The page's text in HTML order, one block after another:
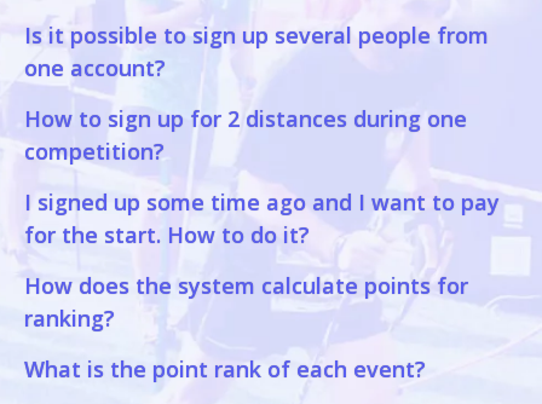
Is it possible to sign up several people from
one account?
How to sign up for 2 distances during one
competition?
I signed up some time ago and I want to pay
for the start. How to do it?
How does the system calculate points for
ranking?
What is the point rank of each event?